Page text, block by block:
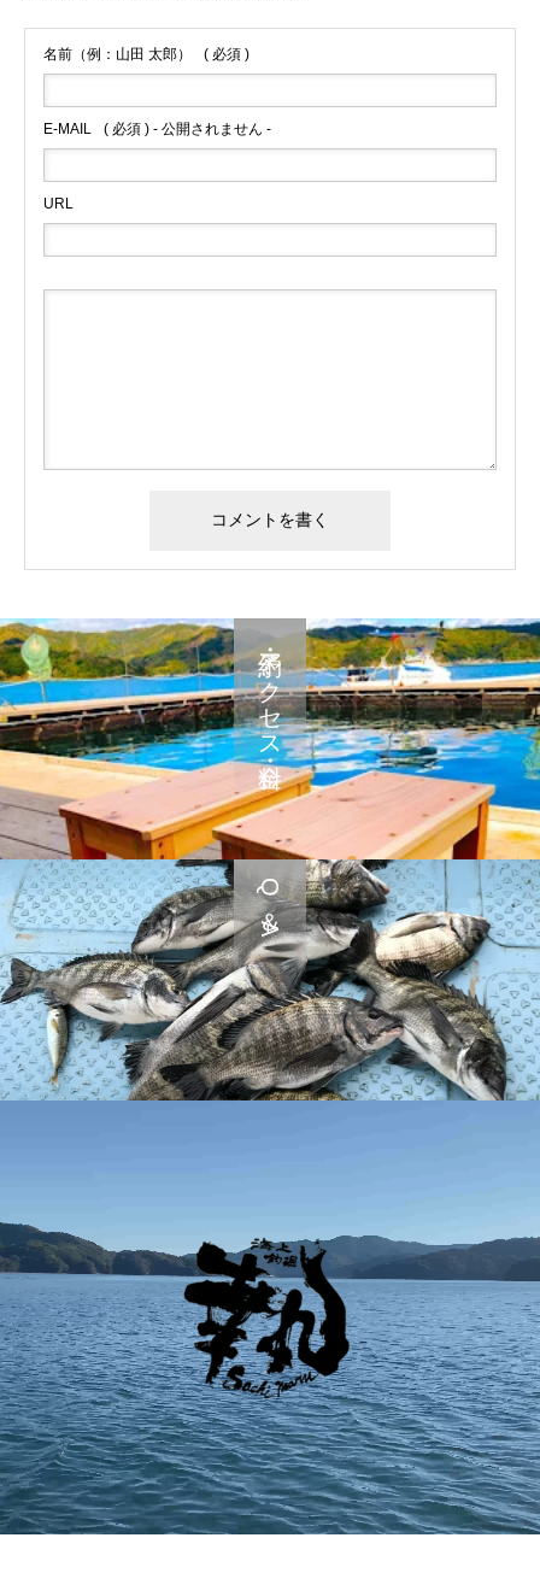
名前（例：山田 太郎） ( 必須 )
E-MAIL ( 必須 ) - 公開されません -
URL
予約・アクセス・料金
Q＆A